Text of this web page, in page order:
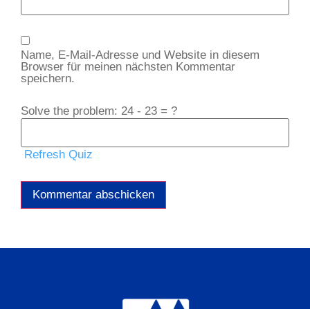
Name, E-Mail-Adresse und Website in diesem
Browser für meinen nächsten Kommentar
speichern.
Solve the problem: 24 - 23 = ?
Refresh Quiz